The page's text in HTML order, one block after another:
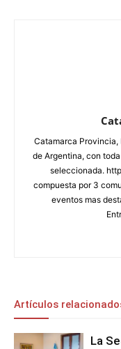
Catamarca
de Argentina, con
seleccionada.
compuesta por 3
eventos mas
Artículos
La